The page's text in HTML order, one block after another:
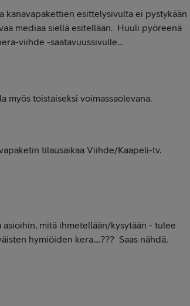
kanavapakettien esittelysivulta ei pystykään
mediaa siellä esitellään. Huuli pyöreenä
viihde -saatavuussivulle...
myös toistaiseksi voimassaolevana.
tilausaikaa Viihde/Kaapeli-tv.
mitä ihmetellään/kysytään - tulee
hymiöiden kera....??? Saas nähdä,